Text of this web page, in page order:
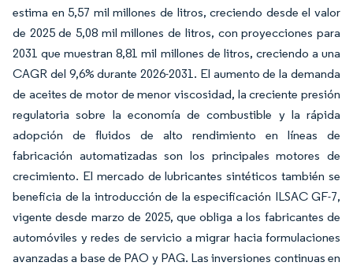
estima en 5,57 mil millones de litros, creciendo desde el valor
de 2025 de 5,08 mil millones de litros, con proyecciones para
2031 que muestran 8,81 mil millones de litros, creciendo a una
CAGR del 9,6% durante 2026-2031. El aumento de la demanda
de aceites de motor de menor viscosidad, la creciente presión
regulatoria sobre la economía de combustible y la rápida
adopción de fluidos de alto rendimiento en líneas de
fabricación automatizadas son los principales motores de
crecimiento. El mercado de lubricantes sintéticos también se
beneficia de la introducción de la especificación ILSAC GF-7,
vigente desde marzo de 2025, que obliga a los fabricantes de
automóviles y redes de servicio a migrar hacia formulaciones
avanzadas a base de PAO y PAG. Las inversiones continuas en